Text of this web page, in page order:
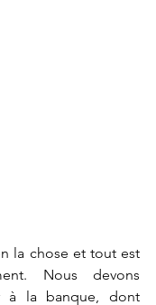
la chose et tout est
Nous devons
à la banque, dont